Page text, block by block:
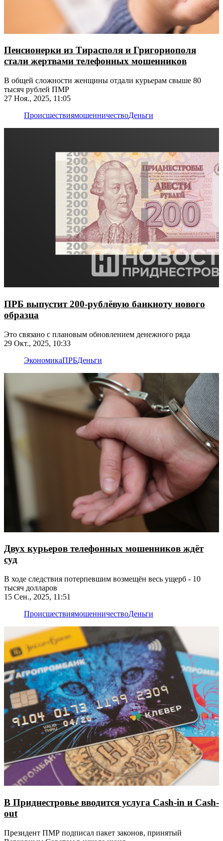
Пенсионерки из Тирасполя и Григориополя
стали жертвами телефонных мошенников
В общей сложности женщины отдали курьерам свыше 80
тысяч рублей ПМР
27 Ноя., 2025, 11:05
ПроисшествиямошенничествоДеньги
ПРБ выпустит 200-рублёвую банкноту нового
образца
Это связано с плановым обновлением денежного ряда
29 Окт., 2025, 10:33
ЭкономикаПРБДеньги
Двух курьеров телефонных мошенников ждёт
суд
В ходе следствия потерпевшим возмещён весь ущерб - 10
тысяч долларов
15 Сен., 2025, 11:51
ПроисшествиямошенничествоДеньги
В Приднестровье вводится услуга Cash-in и Cash-
out
Президент ПМР подписал пакет законов, принятый